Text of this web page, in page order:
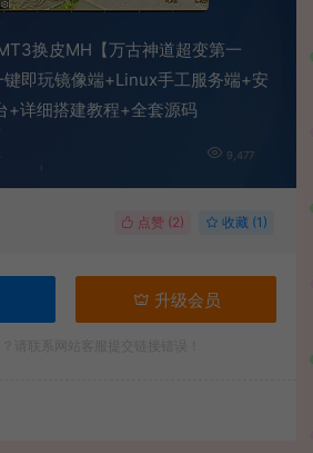
换皮MH【万古神道超变第一
即玩镜像端+Linux手工服务端+安
+详细搭建教程+全套源码
9,477
点赞 (2) 收藏 (1)
升级会员